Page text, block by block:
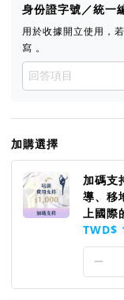
身份證字號／統一
用於收據開立使用，
寫 。
加購選擇
加碼支
導、移
上國際
TWD$